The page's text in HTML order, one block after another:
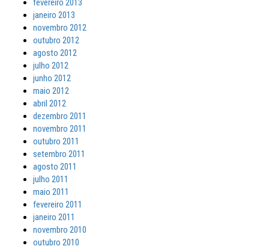
fevereiro 2013
janeiro 2013
novembro 2012
outubro 2012
agosto 2012
julho 2012
junho 2012
maio 2012
abril 2012
dezembro 2011
novembro 2011
outubro 2011
setembro 2011
agosto 2011
julho 2011
maio 2011
fevereiro 2011
janeiro 2011
novembro 2010
outubro 2010